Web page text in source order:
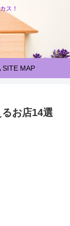
ス！
SITE MAP
お店14選